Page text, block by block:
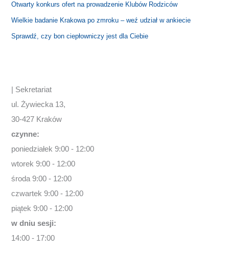
Otwarty konkurs ofert na prowadzenie Klubów Rodziców
Wielkie badanie Krakowa po zmroku – weź udział w ankiecie
Sprawdź, czy bon ciepłowniczy jest dla Ciebie
| Sekretariat
ul. Żywiecka 13,
30-427 Kraków
czynne:
poniedziałek 9:00 - 12:00
wtorek 9:00 - 12:00
środa 9:00 - 12:00
czwartek 9:00 - 12:00
piątek 9:00 - 12:00
w dniu sesji:
14:00 - 17:00